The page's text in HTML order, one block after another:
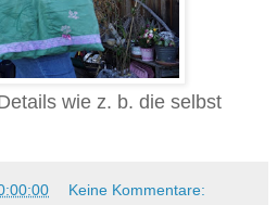
wie z. b. die selbst
Keine Kommentare: